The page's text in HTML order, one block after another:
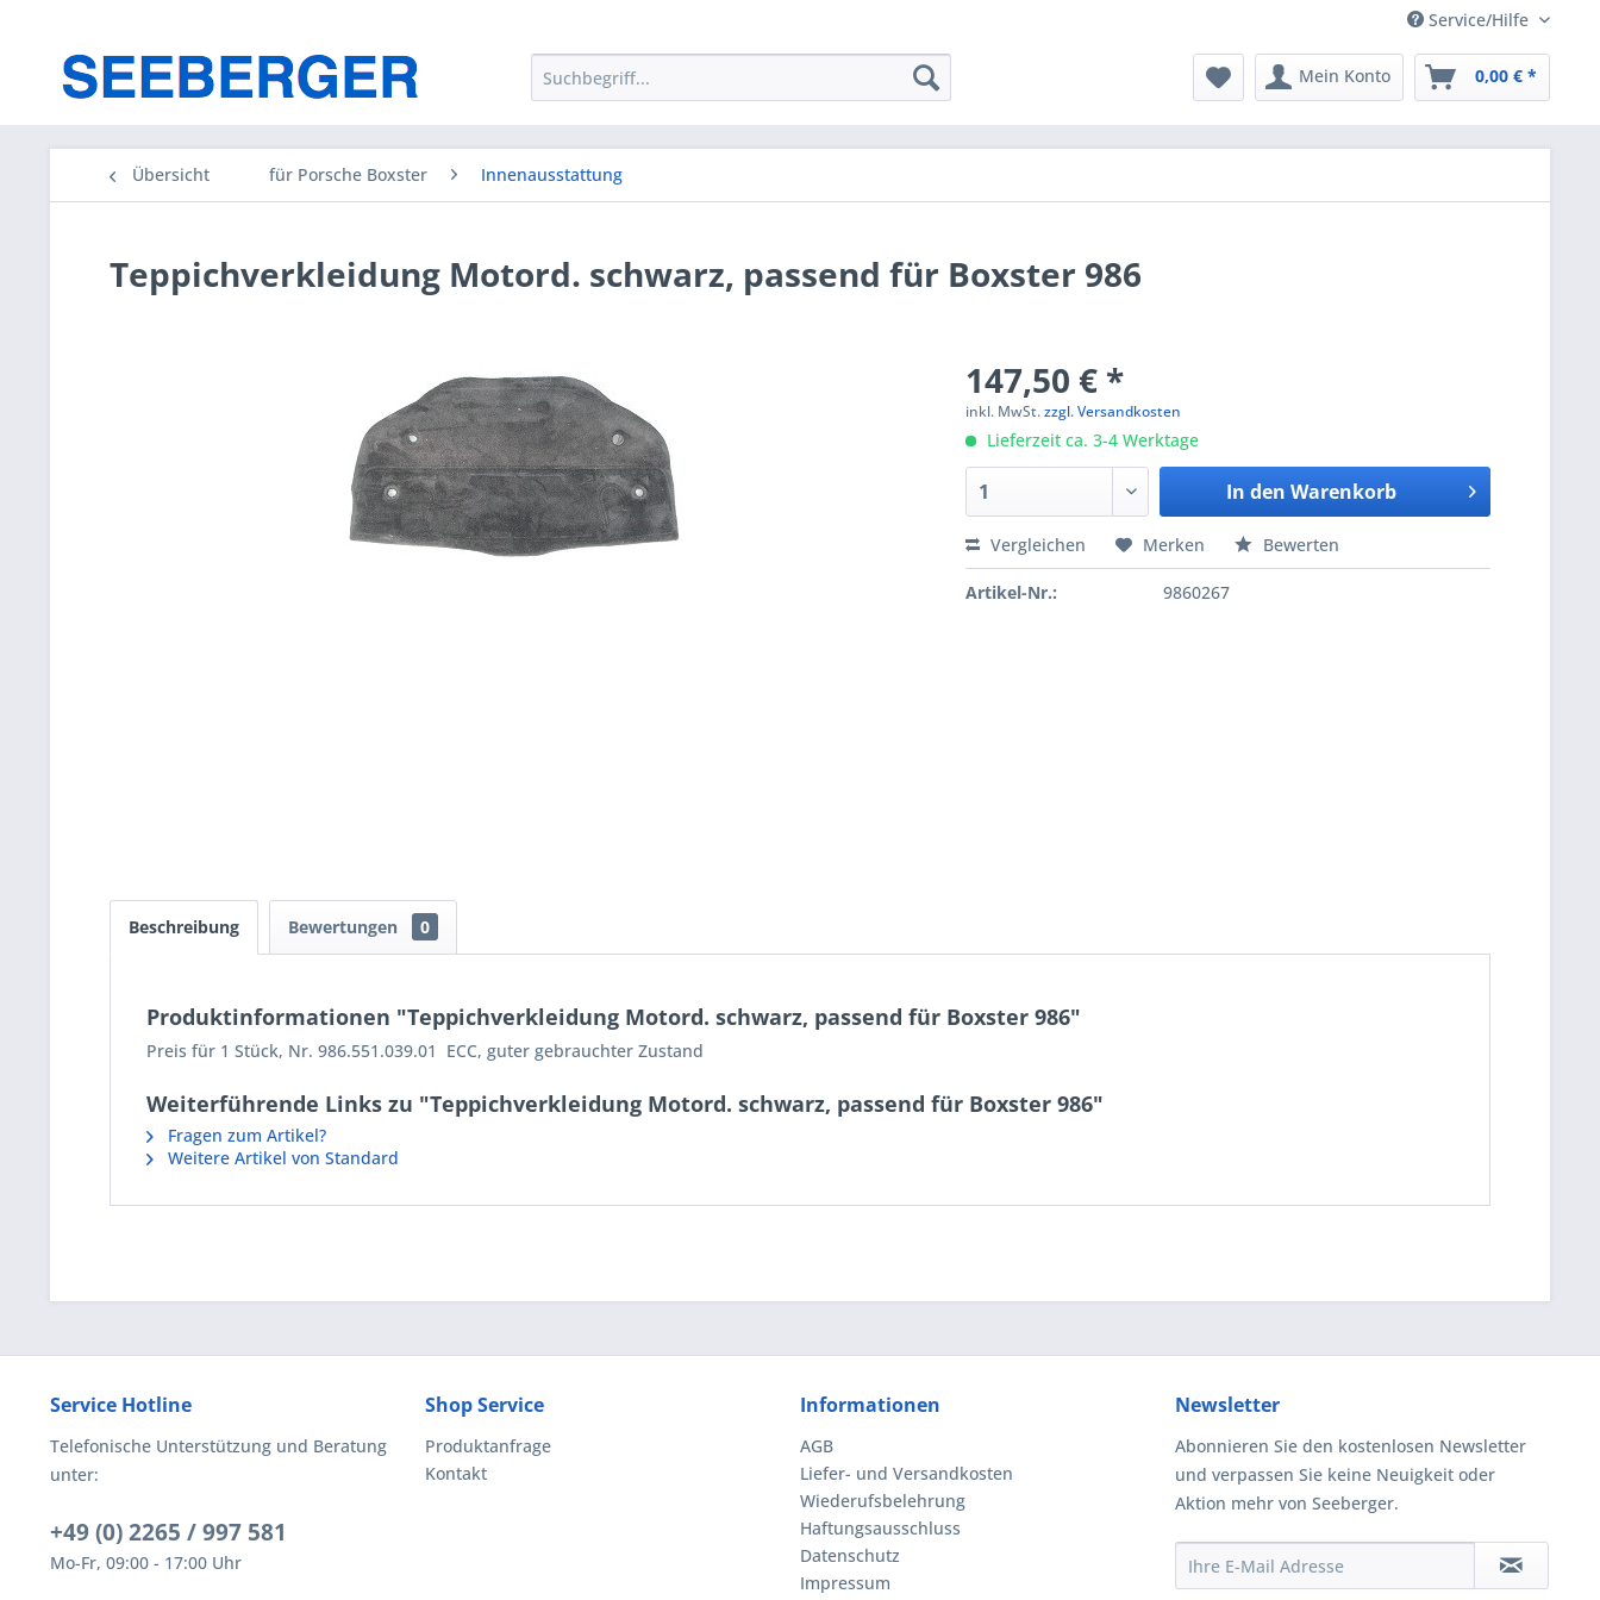
Service/Hilfe
Mein Konto 0,00 € *
Übersicht für Porsche Boxster Innenausstattung
Teppichverkleidung Motord. schwarz, passend für Boxster 986
147,50 € *
inkl. MwSt.zzgl. Versandkosten
Lieferzeit ca. 3-4 Werktage
In den Warenkorb
Vergleichen Merken Bewerten
Artikel-Nr.: 9860267
Beschreibung Bewertungen 0
Produktinformationen "Teppichverkleidung Motord. schwarz, passend für Boxster 986"
Preis für 1 Stück, Nr. 986.551.039.01 ECC, guter gebrauchter Zustand
Weiterführende Links zu "Teppichverkleidung Motord. schwarz, passend für Boxster 986"
Fragen zum Artikel?
Weitere Artikel von Standard
Service Hotline
Telefonische Unterstützung und Beratung
unter:
+49 (0) 2265 / 997 581
Mo-Fr, 09:00 - 17:00 Uhr
Shop Service
Produktanfrage
Kontakt
Informationen
AGB
Liefer- und Versandkosten
Wiederufsbelehrung
Haftungsausschluss
Datenschutz
Impressum
Newsletter
Abonnieren Sie den kostenlosen Newsletter
und verpassen Sie keine Neuigkeit oder
Aktion mehr von Seeberger.